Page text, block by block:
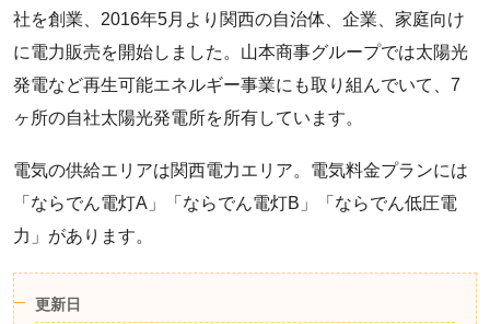
社を創業、2016年5月より関西の自治体、企業、家庭向け
に電力販売を開始しました。山本商事グループでは太陽光
発電など再生可能エネルギー事業にも取り組んでいて、7
ヶ所の自社太陽光発電所を所有しています。
電気の供給エリアは関西電力エリア。電気料金プランには
「ならでん電灯A」「ならでん電灯B」「ならでん低圧電
力」があります。
更新日